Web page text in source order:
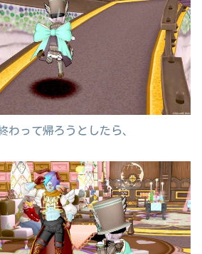
わって帰ろうとしたら、